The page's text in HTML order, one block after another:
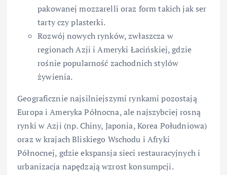
pakowanej mozzarelli oraz form takich jak ser
tarty czy plasterki.
Rozwój nowych rynków, zwłaszcza w
regionach Azji i Ameryki Łacińskiej, gdzie
rośnie popularność zachodnich stylów
żywienia.
Geograficznie najsilniejszymi rynkami pozostają
Europa i Ameryka Północna, ale najszybciej rosną
rynki w Azji (np. Chiny, Japonia, Korea Południowa)
oraz w krajach Bliskiego Wschodu i Afryki
Północnej, gdzie ekspansja sieci restauracyjnych i
urbanizacja napędzają wzrost konsumpcji.